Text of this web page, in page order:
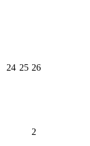
24 25 26
2